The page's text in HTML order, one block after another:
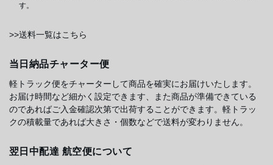
す。
>>送料一覧はこちら
当日納品チャーター便
軽トラック便をチャーターして商品を確実にお届けいたします。
お届け時間など細かく設定できます、また商品が準備できている
のであればご入金確認次第で出荷することができます。軽トラッ
クの積載量であれば大きさ・個数などで送料が変わりません。
翌日中配達 航空便について